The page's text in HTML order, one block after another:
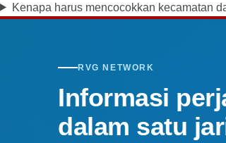
Kenapa harus mencocokkan kecamatan
RVG NETWORK
Informasi
dalam satu